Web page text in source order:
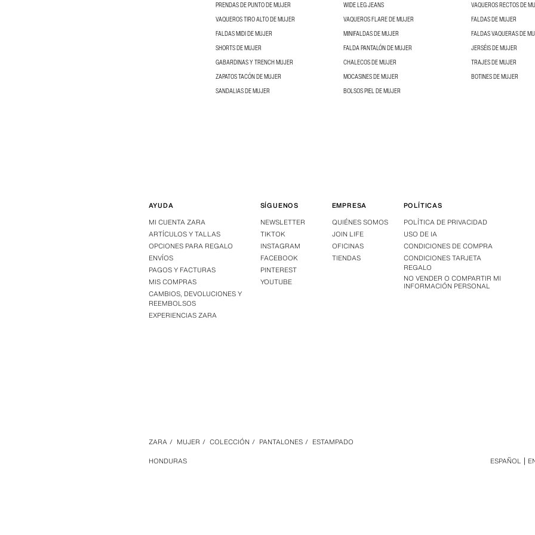
PRENDAS DE PUNTO DE MUJER
WIDE LEG JEANS
VAQUEROS RECTOS DE
VAQUEROS TIRO ALTO DE MUJER
VAQUEROS FLARE DE MUJER
FALDAS DE MUJER
FALDAS MIDI DE MUJER
MINIFALDAS DE MUJER
FALDAS VAQUERAS DE
SHORTS DE MUJER
FALDA PANTALÓN DE MUJER
JERSÉIS DE MUJER
GABARDINAS Y TRENCH MUJER
CHALECOS DE MUJER
TRAJES DE MUJER
ZAPATOS TACÓN DE MUJER
MOCASINES DE MUJER
BOTINES DE MUJER
SANDALIAS DE MUJER
BOLSOS PIEL DE MUJER
AYUDA
MI CUENTA ZARA
ARTÍCULOS Y TALLAS
OPCIONES PARA REGALO
ENVÍOS
PAGOS Y FACTURAS
MIS COMPRAS
CAMBIOS, DEVOLUCIONES Y
REEMBOLSOS
EXPERIENCIAS ZARA
SÍGUENOS
NEWSLETTER
TIKTOK
INSTAGRAM
FACEBOOK
PINTEREST
YOUTUBE
EMPRESA
QUIÉNES SOMOS
JOIN LIFE
OFICINAS
TIENDAS
POLÍTICAS
POLÍTICA DE PRIVACIDAD
USO DE IA
CONDICIONES DE COMPRA
CONDICIONES TARJETA
REGALO
NO VENDER O COMPARTIR MI
INFORMACIÓN PERSONAL
ZARA / MUJER / COLECCIÓN / PANTALONES / ESTAMPADO
HONDURAS
ESPAÑOL